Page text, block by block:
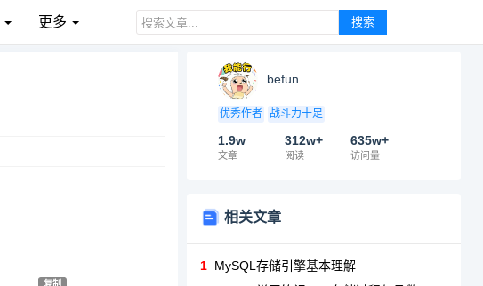
更多 搜索
复制
befun
优秀作者 战斗力十足
1.9w
文章
312w+
阅读
635w+
访问量
相关文章
1 MySQL存储引擎基本理解